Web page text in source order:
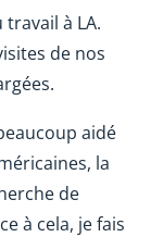
à LA.
de nos
aidé
la
de
à cela, je fais